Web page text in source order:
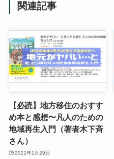
関連記事
【必読】地方移住のおすす
め本と感想〜凡人のための
地域再生入門（著者木下斉
さん）
2021年1月29日